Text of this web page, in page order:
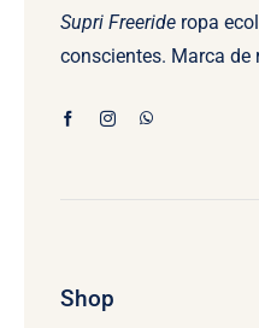
Supri Freerideropa
conscientes. Marca
Shop